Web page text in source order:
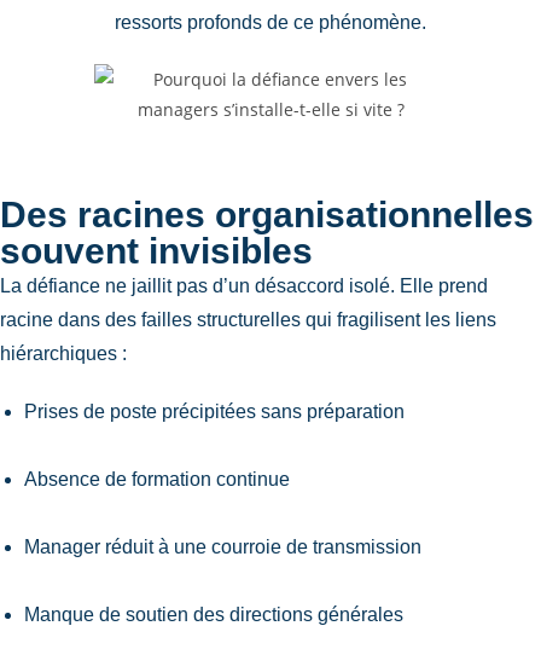
ressorts profonds de ce phénomène.
Des racines organisationnelles
souvent invisibles
La défiance ne jaillit pas d’un désaccord isolé. Elle prend
racine dans des failles structurelles qui fragilisent les liens
hiérarchiques :
Prises de poste précipitées sans préparation
Absence de formation continue
Manager réduit à une courroie de transmission
Manque de soutien des directions générales